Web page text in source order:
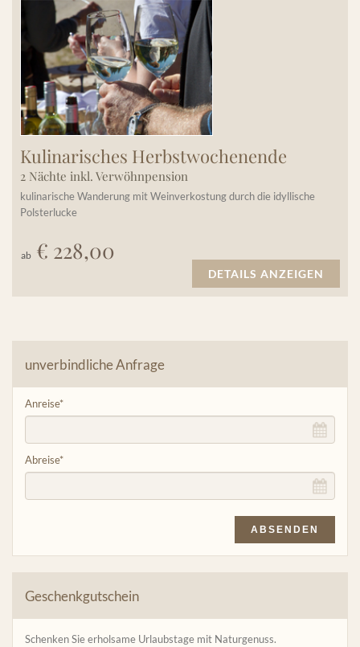
Kulinarisches Herbstwochenende
2 Nächte inkl. Verwöhnpension
kulinarische Wanderung mit Weinverkostung durch die idyllische
Polsterlucke
ab € 228,00
DETAILS ANZEIGEN
unverbindliche Anfrage
Anreise*
Abreise*
ABSENDEN
Geschenkgutschein
Schenken Sie erholsame Urlaubstage mit Naturgenuss.